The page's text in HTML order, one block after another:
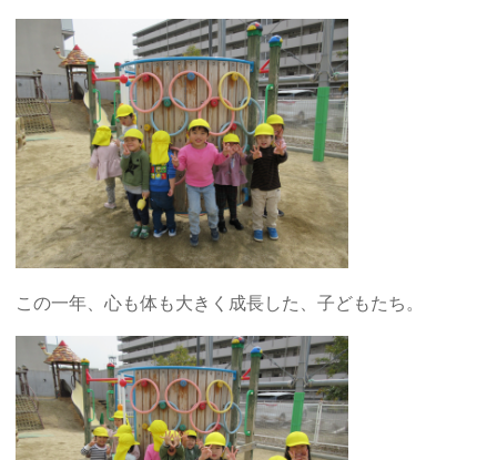
この一年、心も体も大きく成長した、子どもたち。